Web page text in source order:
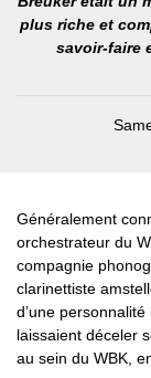
plus riche et
savoir-faire
Généralement
orchestrateur du
compagnie
clarinettiste
d’une
laissaient déceler
au sein du WBK,